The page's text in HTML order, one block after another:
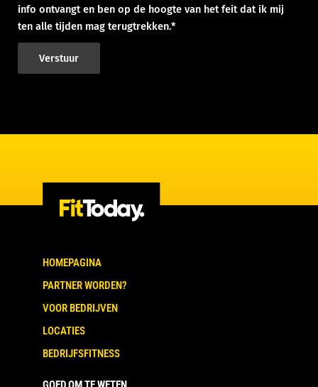
info ontvangt en ben op de hoogte van het feit dat ik mij
ten alle tijden mag terugtrekken.*
Verstuur
HOMEPAGINA
PARTNER WORDEN?
VOOR BEDRIJVEN
LOCATIES
BEDRIJFSFITNESS